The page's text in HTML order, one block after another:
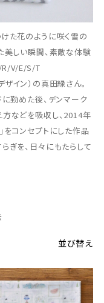
た花のように咲く雪の
美しい瞬間、素敵な体験
R/V/E/S/T
イン）の真田緑さん。
勤めた後、デンマーク
などを吸収し、2014年
をコンセプトにした作品
ぎを、日々にもたらして
並び替え